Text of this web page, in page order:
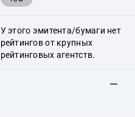
У этого эмитента/бумаги нет
рейтингов от крупных
рейтинговых агентств.